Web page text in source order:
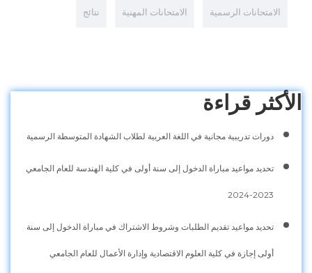
الامتحانات الرسمية الامتحانات المهنية نتائج
الأكثر قراءة
دورات تدريبية مجانية في اللغة العربية لطلاب الشهادة المتوسطة الرسمية
تحديد مواعيد مباراة الدخول إلى سنة أولى في كلية الهندسة للعام الجامعي
2023-2024
تحديد مواعيد تقديم الطلبات وشروط الاشتراك في مباراة الدخول إلى سنة
أولى إجازة في كلية العلوم الاقتصادية وإدارة الأعمال للعام الجامعي